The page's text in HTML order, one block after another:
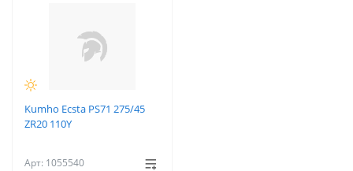
Kumho Ecsta PS71 275/45
ZR20 110Y
Арт: 1055540